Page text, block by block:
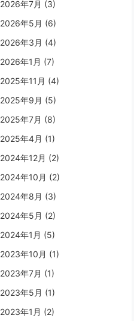
2026年7月 (3)
2026年5月 (6)
2026年3月 (4)
2026年1月 (7)
2025年11月 (4)
2025年9月 (5)
2025年7月 (8)
2025年4月 (1)
2024年12月 (2)
2024年10月 (2)
2024年8月 (3)
2024年5月 (2)
2024年1月 (5)
2023年10月 (1)
2023年7月 (1)
2023年5月 (1)
2023年1月 (2)